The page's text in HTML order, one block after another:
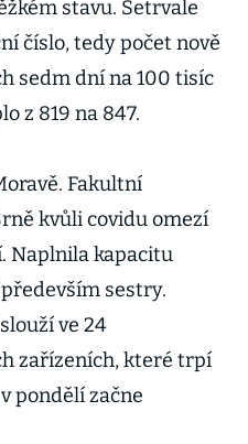
stavu. Setrvale
číslo, tedy počet nově
sedm dní na 100 tisíc
z 819 na 847.
Fakultní
kvůli covidu omezí
Naplnila kapacitu
sestry.
ve 24
zařízeních, které trpí
pondělí začne